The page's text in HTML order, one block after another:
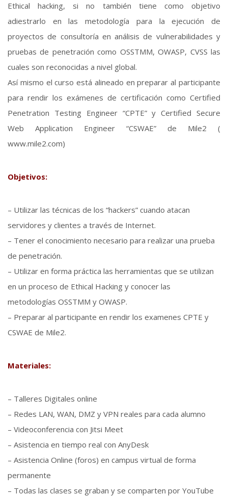
Ethical hacking, si no también tiene como objetivo
adiestrarlo en las metodología para la ejecución de
proyectos de consultoría en análisis de vulnerabilidades y
pruebas de penetración como OSSTMM, OWASP, CVSS las
cuales son reconocidas a nivel global.
Así mismo el curso está alineado en preparar al participante
para rendir los exámenes de certificación como Certified
Penetration Testing Engineer “CPTE” y Certified Secure
Web Application Engineer “CSWAE” de Mile2 (
www.mile2.com)
Objetivos:
– Utilizar las técnicas de los “hackers” cuando atacan
servidores y clientes a través de Internet.
– Tener el conocimiento necesario para realizar una prueba
de penetración.
– Utilizar en forma práctica las herramientas que se utilizan
en un proceso de Ethical Hacking y conocer las
metodologías OSSTMM y OWASP.
– Preparar al participante en rendir los examenes CPTE y
CSWAE de Mile2.
Materiales:
– Talleres Digitales online
– Redes LAN, WAN, DMZ y VPN reales para cada alumno
– Videoconferencia con Jitsi Meet
– Asistencia en tiempo real con AnyDesk
– Asistencia Online (foros) en campus virtual de forma
permanente
– Todas las clases se graban y se comparten por YouTube